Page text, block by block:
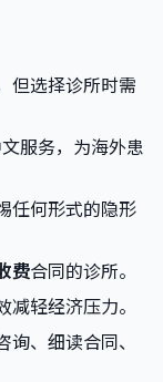
但选择诊所时需
服务，为海外患
任何形式的隐形
费合同的诊所。
轻经济压力。
、细读合同、